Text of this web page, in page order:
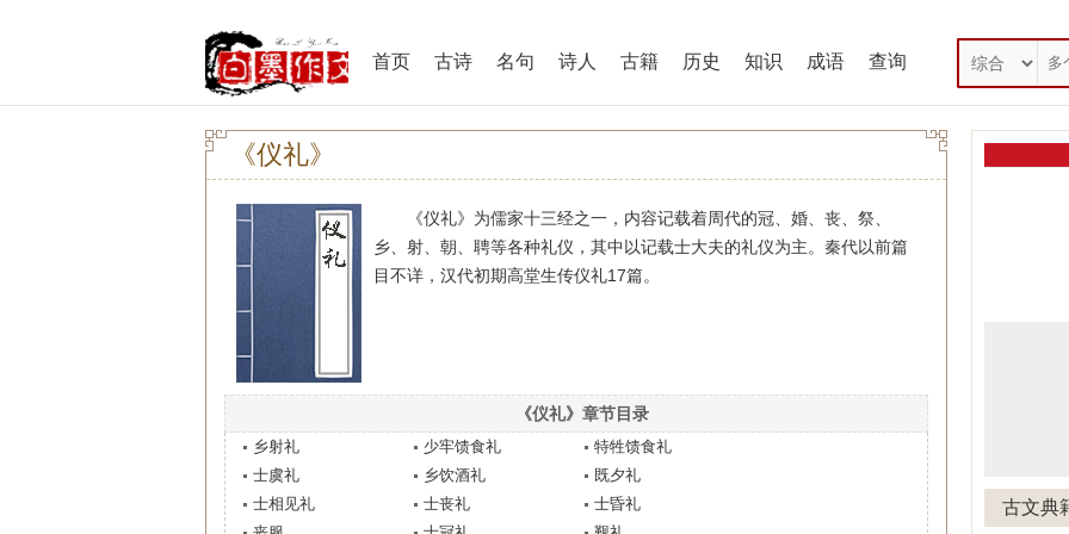
首页 古诗 名句 诗人 古籍 历史 知识 成语 查询
《仪礼》
《仪礼》为儒家十三经之一，内容记载着周代的冠、婚、丧、祭、
乡、射、朝、聘等各种礼仪，其中以记载士大夫的礼仪为主。秦代以前篇
目不详，汉代初期高堂生传仪礼17篇。
《仪礼》章节目录
乡射礼 少牢馈食礼
特牲馈食礼
士虞礼
乡饮酒礼
既夕礼
士相见礼
士丧礼
士昏礼
古文典